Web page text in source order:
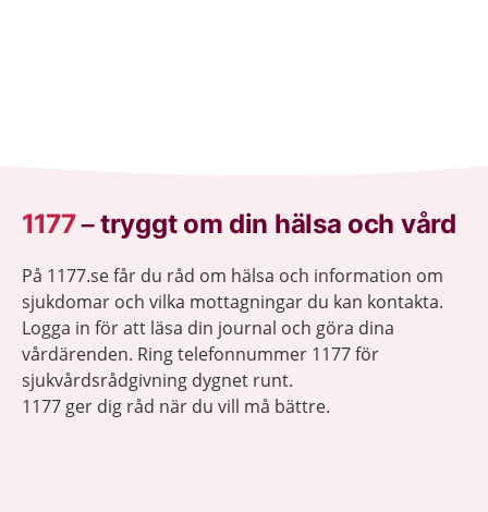
1177–tryggt om din hälsa och vård
På 1177.se får du råd om hälsa och information om
sjukdomar och vilka mottagningar du kan kontakta.
Logga in för att läsa din journal och göra dina
vårdärenden. Ring telefonnummer 1177 för
sjukvårdsrådgivning dygnet runt.
1177 ger dig råd när du vill må bättre.